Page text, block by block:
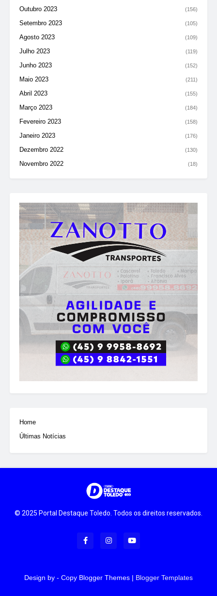
Outubro 2023 (156)
Setembro 2023 (105)
Agosto 2023 (109)
Julho 2023 (119)
Junho 2023 (152)
Maio 2023 (211)
Abril 2023 (155)
Março 2023 (184)
Fevereiro 2023 (158)
Janeiro 2023 (176)
Dezembro 2022 (130)
Novembro 2022 (18)
Home
Últimas Notícias
© 2025 Portal Destaque Toledo. Todos os direitos reservados.
Design by - Copy Blogger Themes | Blogger Templates